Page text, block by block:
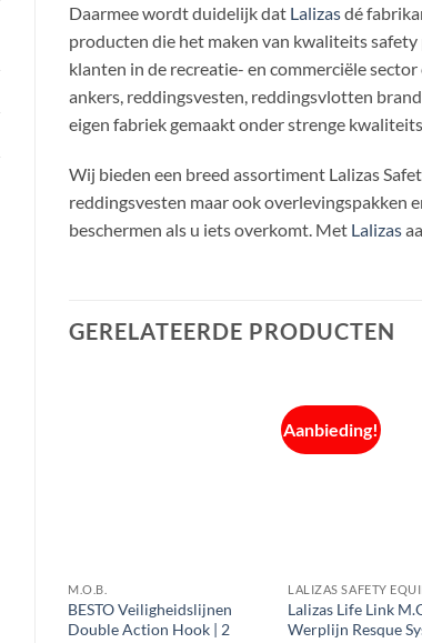
Daarmee wordt duidelijk dat Lalizasdé
producten die het maken van kwaliteits
klanten in de recreatie- en commerciële
ankers, reddingsvesten, reddingsvlotten
eigen fabriek gemaakt onder strenge
Wij bieden een breed assortiment Lalizas
reddingsvesten maar ook overlevingspakken
beschermen als u iets overkomt. Met Lalizas
GERELATEERDE PRODUCTEN
M.O.B.
BESTO Veiligheidslijnen
Double Action Hook | 2
Aanbieding!
LALIZAS SAFETY
Lalizas Life Link
Werplijn Resque